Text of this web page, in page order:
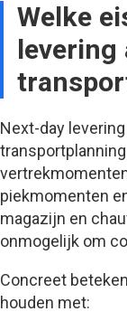
Welke
levering
Next-day
piekmomenten
magazijn en
onmogelijk om
Concreet
houden met: